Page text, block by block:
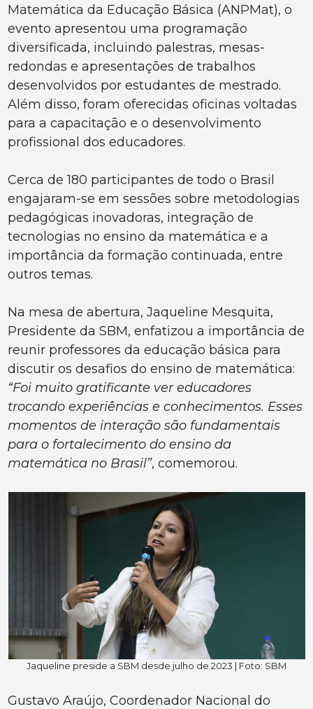
Matemática da Educação Básica (ANPMat), o
evento apresentou uma programação
diversificada, incluindo palestras, mesas-
redondas e apresentações de trabalhos
desenvolvidos por estudantes de mestrado.
Além disso, foram oferecidas oficinas voltadas
para a capacitação e o desenvolvimento
profissional dos educadores.
Cerca de 180 participantes de todo o Brasil
engajaram-se em sessões sobre metodologias
pedagógicas inovadoras, integração de
tecnologias no ensino da matemática e a
importância da formação continuada, entre
outros temas.
Na mesa de abertura, Jaqueline Mesquita,
Presidente da SBM, enfatizou a importância de
reunir professores da educação básica para
discutir os desafios do ensino de matemática:
“Foi muito gratificante ver educadores
trocando experiências e conhecimentos. Esses
momentos de interação são fundamentais
para o fortalecimento do ensino da
matemática no Brasil”, comemorou.
Jaqueline preside a SBM desde julho de 2023 | Foto: SBM
Gustavo Araújo, Coordenador Nacional do